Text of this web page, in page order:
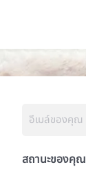
สถานะของคุณ